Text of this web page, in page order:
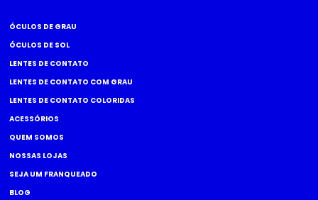
ÓCULOS DE GRAU
ÓCULOS DE SOL
LENTES DE CONTATO
LENTES DE CONTATO COM GRAU
LENTES DE CONTATO COLORIDAS
ACESSÓRIOS
QUEM SOMOS
NOSSAS LOJAS
SEJA UM FRANQUEADO
BLOG